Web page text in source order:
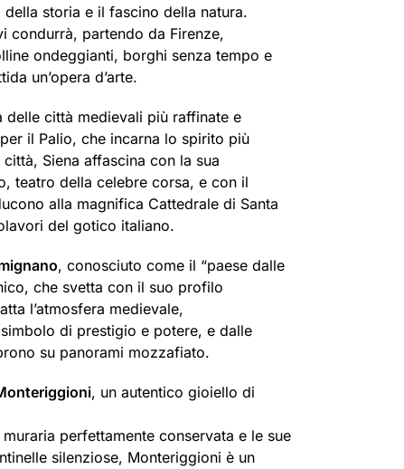
della storia e il fascino della natura.
condurrà, partendo da Firenze,
ondeggianti, borghi senza tempo e
un’opera d’arte.
delle città medievali più raffinate e
il Palio, che incarna lo spirito più
Siena affascina con la sua
teatro della celebre corsa, e con il
alla magnifica Cattedrale di Santa
del gotico italiano.
, conosciuto come il “paese dalle
che svetta con il suo profilo
l’atmosfera medievale,
di prestigio e potere, e dalle
su panorami mozzafiato.
, un autentico gioiello di
perfettamente conservata e le sue
silenziose, Monteriggioni è un